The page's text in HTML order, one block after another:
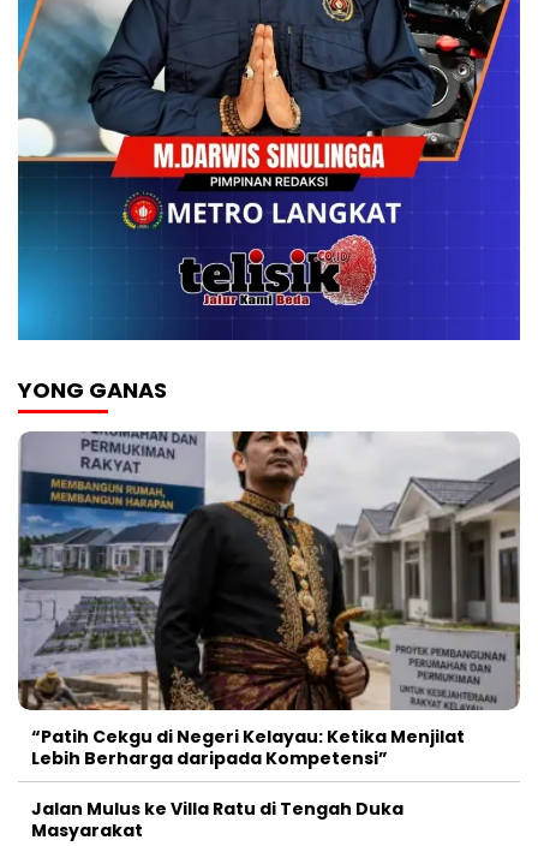
YONG GANAS
“Patih Cekgu di Negeri Kelayau: Ketika Menjilat
Lebih Berharga daripada Kompetensi”
Jalan Mulus ke Villa Ratu di Tengah Duka
Masyarakat